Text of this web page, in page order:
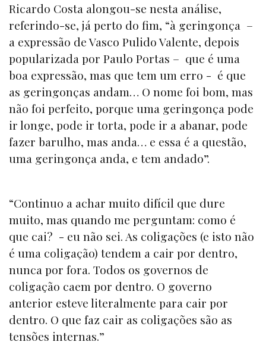
Ricardo Costa alongou-se nesta análise,
referindo-se, já perto do fim, “à geringonça –
a expressão de Vasco Pulido Valente, depois
popularizada por Paulo Portas – que é uma
boa expressão, mas que tem um erro - é que
as geringonças andam… O nome foi bom, mas
não foi perfeito, porque uma geringonça pode
ir longe, pode ir torta, pode ir a abanar, pode
fazer barulho, mas anda… e essa é a questão,
uma geringonça anda, e tem andado”.
“Continuo a achar muito difícil que dure
muito, mas quando me perguntam: como é
que cai? - eu não sei. As coligações (e isto não
é uma coligação) tendem a cair por dentro,
nunca por fora. Todos os governos de
coligação caem por dentro. O governo
anterior esteve literalmente para cair por
dentro. O que faz cair as coligações são as
tensões internas.”